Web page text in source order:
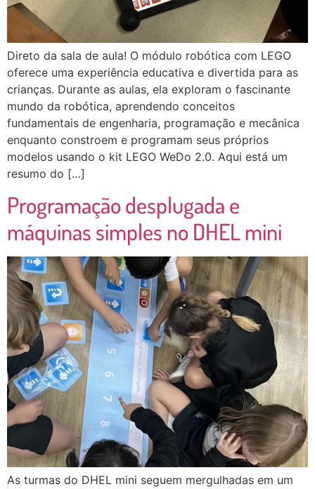
Direto da sala de aula! O módulo robótica com LEGO
oferece uma experiência educativa e divertida para as
crianças. Durante as aulas, ela exploram o fascinante
mundo da robótica, aprendendo conceitos
fundamentais de engenharia, programação e mecânica
enquanto constroem e programam seus próprios
modelos usando o kit LEGO WeDo 2.0. Aqui está um
resumo do […]
Programação desplugada e
máquinas simples no DHEL mini
As turmas do DHEL mini seguem mergulhadas em um